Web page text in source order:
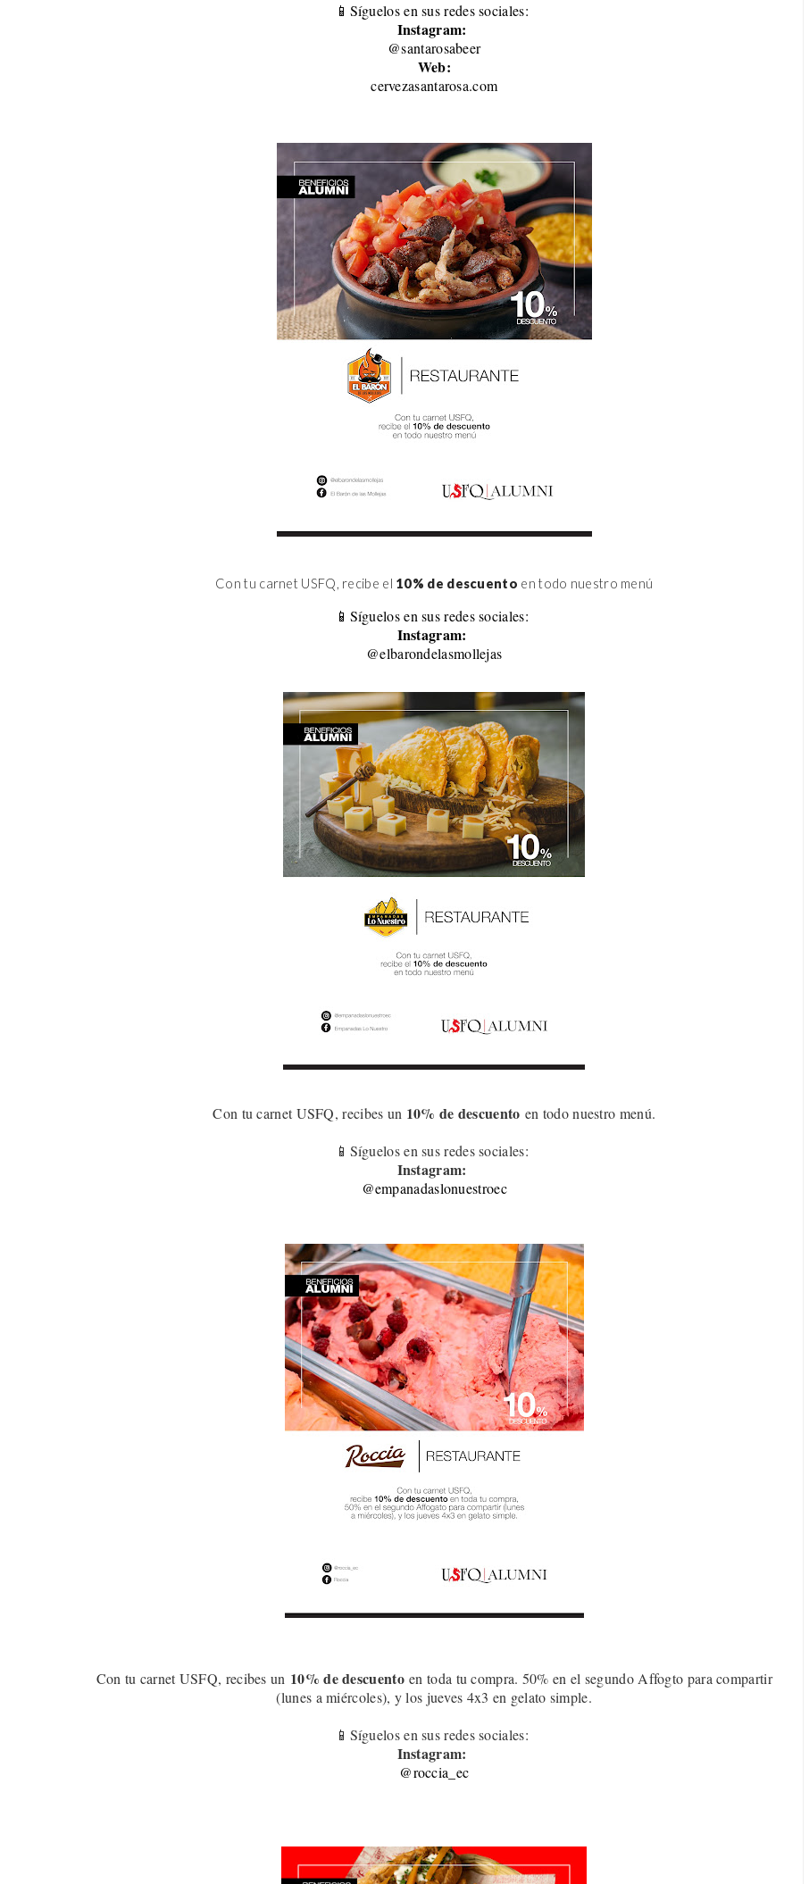
📱Síguelos en sus redes sociales:
Instagram:
@santarosabeer
Web:
cervezasantarosa.com
Con tu carnet USFQ, recibe el 10% de descuento en todo nuestro menú
📱Síguelos en sus redes sociales:
Instagram:
@elbarondelasmollejas
Con tu carnet USFQ, recibes un 10% de descuento en todo nuestro menú.
📱Síguelos en sus redes sociales:
Instagram:
@empanadaslonuestroec
Con tu carnet USFQ, recibes un 10% de descuentoen toda tu compra. 50% en el segundo Affogto para compartir
(lunes a miércoles), y los jueves 4x3 en gelato simple.
📱Síguelos en sus redes sociales:
Instagram:
@roccia_ec